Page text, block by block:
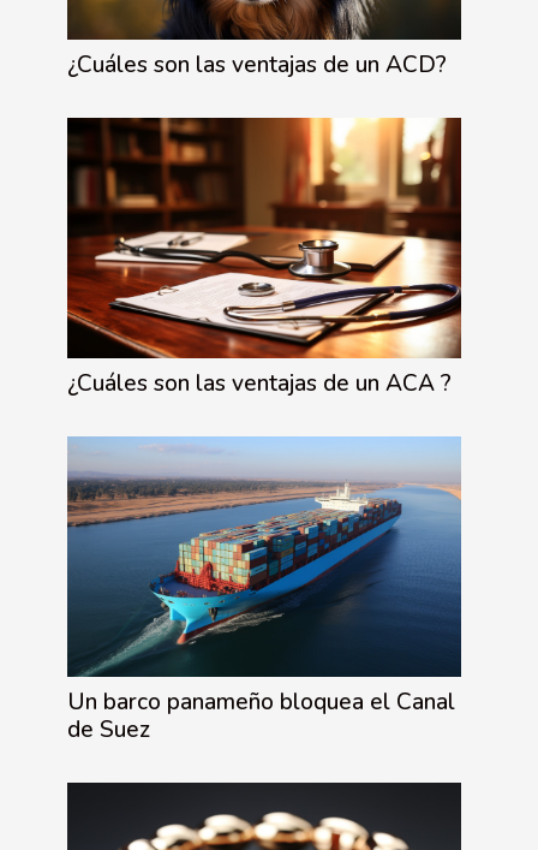
¿Cuáles son las ventajas de un ACD?
¿Cuáles son las ventajas de un ACA ?
Un barco panameño bloquea el Canal
de Suez